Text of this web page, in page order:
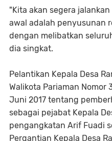
"Kita akan segera
awal adalah penyusunan
dengan melibatkan
dia singkat.
Pelantikan Kepala Desa
Walikota Pariaman Nomor
Juni 2017 tentang
sebagai pejabat Kepala
pengangkatan Arif Fuadi
Pergantian Kepala Desa